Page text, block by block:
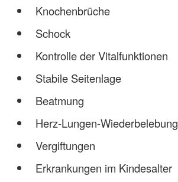
Knochenbrüche
Schock
Kontrolle der Vitalfunktionen
Stabile Seitenlage
Beatmung
Herz-Lungen-Wiederbelebung
Vergiftungen
Erkrankungen im Kindesalter